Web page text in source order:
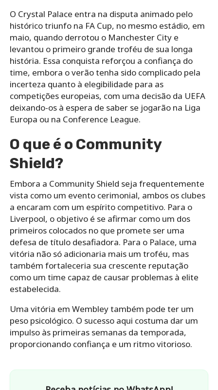
O Crystal Palace entra na disputa animado pelo
histórico triunfo na FA Cup, no mesmo estádio, em
maio, quando derrotou o Manchester City e
levantou o primeiro grande troféu de sua longa
história. Essa conquista reforçou a confiança do
time, embora o verão tenha sido complicado pela
incerteza quanto à elegibilidade para as
competições europeias, com uma decisão da UEFA
deixando-os à espera de saber se jogarão na Liga
Europa ou na Conference League.
O que é o Community
Shield?
Embora a Community Shield seja frequentemente
vista como um evento cerimonial, ambos os clubes
a encaram com um espírito competitivo. Para o
Liverpool, o objetivo é se afirmar como um dos
primeiros colocados no que promete ser uma
defesa de título desafiadora. Para o Palace, uma
vitória não só adicionaria mais um troféu, mas
também fortaleceria sua crescente reputação
como um time capaz de causar problemas à elite
estabelecida.
Uma vitória em Wembley também pode ter um
peso psicológico. O sucesso aqui costuma dar um
impulso às primeiras semanas da temporada,
proporcionando confiança e um ritmo vitorioso.